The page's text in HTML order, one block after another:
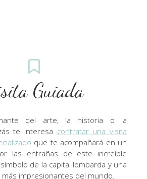
Guiada
del arte, la historia o la
te interesa contratar una visita
que te acompañará en un
las entrañas de este increíble
de la capital lombarda y una
impresionantes del mundo.